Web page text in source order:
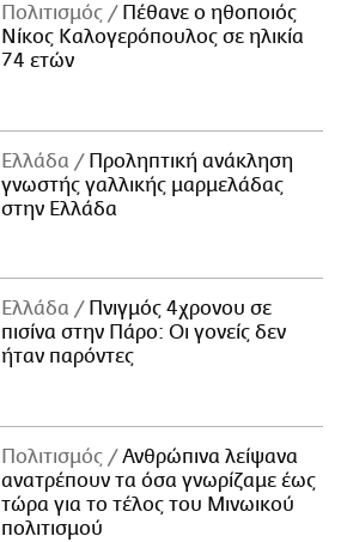
Πολιτισμός
Πέθανε ο ηθοποιός
Νίκος Καλογερόπουλος σε ηλικία
74 ετών
Ελλάδα
Προληπτική ανάκληση
γνωστής γαλλικής μαρμελάδας
στην Ελλάδα
Ελλάδα
Πνιγμός 4χρονου σε
πισίνα στην Πάρο: Οι γονείς δεν
ήταν παρόντες
Πολιτισμός
Ανθρώπινα λείψανα
ανατρέπουν τα όσα γνωρίζαμε έως
τώρα για το τέλος του Μινωικού
πολιτισμού